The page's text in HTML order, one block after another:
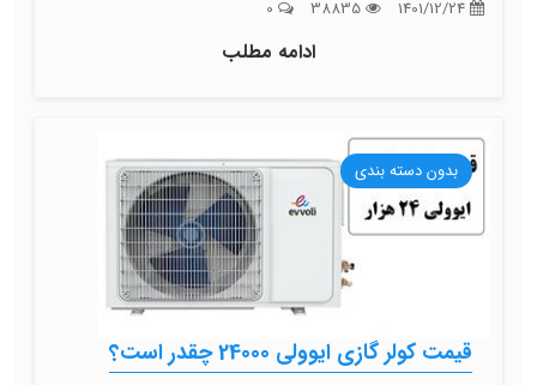
ادامه مطلب
بدون دسته بندی
قیمت کولر گازی ایوولی 24000 چقدر است؟